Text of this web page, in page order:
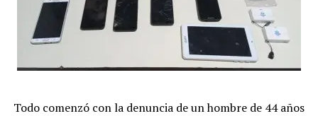
Todo comenzó con la denuncia de un hombre de 44 años